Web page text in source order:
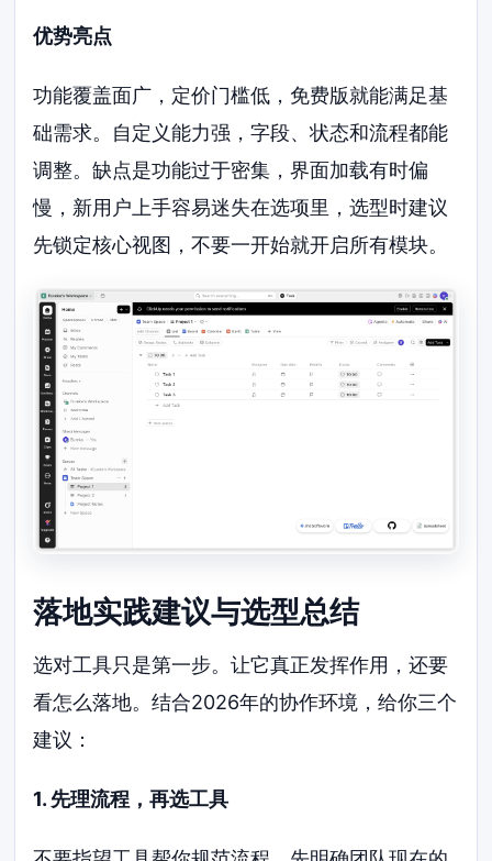
优势亮点
功能覆盖面广，定价门槛低，免费版就能满足基
础需求。自定义能力强，字段、状态和流程都能
调整。缺点是功能过于密集，界面加载有时偏
慢，新用户上手容易迷失在选项里，选型时建议
先锁定核心视图，不要一开始就开启所有模块。
落地实践建议与选型总结
选对工具只是第一步。让它真正发挥作用，还要
看怎么落地。结合2026年的协作环境，给你三个
建议：
1. 先理流程，再选工具